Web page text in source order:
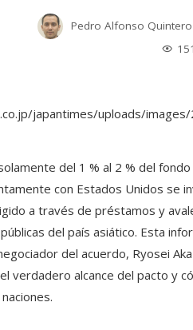
Pedro Alfonso Quintero
151
del 1 % al 2 % del
con Estados Unidos se
a través de préstamos y
del país asiático. Esta
del acuerdo, Ryosei
verdadero alcance del pacto y